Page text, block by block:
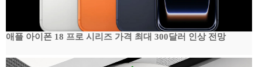
애플 아이폰 18 프로 시리즈 가격 최대 300달러 인상 전망